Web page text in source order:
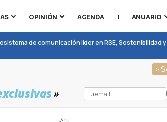
OPINIÓN AGENDA | ANUARIO
de comunicación líder en RSE, Sostenibilidad y
»
»